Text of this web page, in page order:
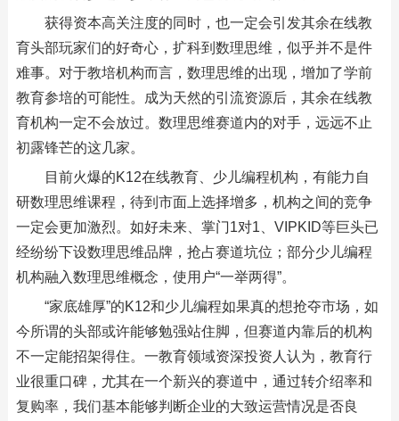
获得资本高关注度的同时，也一定会引发其余在线教
育头部玩家们的好奇心，扩科到数理思维，似乎并不是件
难事。对于教培机构而言，数理思维的出现，增加了学前
教育参培的可能性。成为天然的引流资源后，其余在线教
育机构一定不会放过。数理思维赛道内的对手，远远不止
初露锋芒的这几家。
目前火爆的K12在线教育、少儿编程机构，有能力自
研数理思维课程，待到市面上选择增多，机构之间的竞争
一定会更加激烈。如好未来、掌门1对1、VIPKID等巨头已
经纷纷下设数理思维品牌，抢占赛道坑位；部分少儿编程
机构融入数理思维概念，使用户“一举两得”。
“家底雄厚”的K12和少儿编程如果真的想抢夺市场，如
今所谓的头部或许能够勉强站住脚，但赛道内靠后的机构
不一定能招架得住。一教育领域资深投资人认为，教育行
业很重口碑，尤其在一个新兴的赛道中，通过转介绍率和
复购率，我们基本能够判断企业的大致运营情况是否良